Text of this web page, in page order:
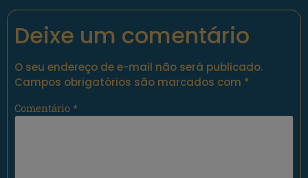
Deixe um comentário
O seu endereço de e-mail não será publicado.
Campos obrigatórios são marcados com *
Comentário *